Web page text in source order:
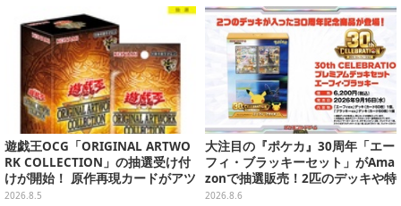
遊戯王OCG「ORIGINAL ARTWO
RK COLLECTION」の抽選受け付
けが開始！ 原作再現カードがアツ
いスペシャルパック
2026.8.5
大注目の『ポケカ』30周年「エー
フィ・ブラッキーセット」がAma
zonで抽選販売！2匹のデッキや特
別カードを収録
2026.8.6